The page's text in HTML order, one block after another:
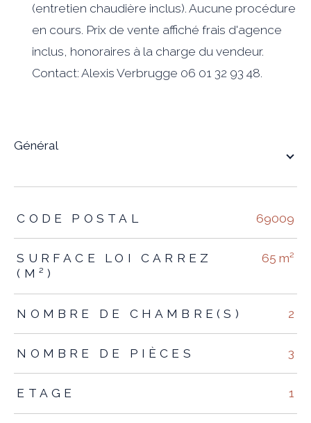
(entretien chaudière inclus). Aucune procédure
en cours. Prix de vente affiché frais d'agence
inclus, honoraires à la charge du vendeur.
Contact: Alexis Verbrugge 06 01 32 93 48.
général
TRAD_ZEPHYR_Caracteristique TRAD_ZEPHYR_Valeurs
CODE POSTAL 69009
SURFACE LOI CARREZ
(M²)
65 m²
NOMBRE DE CHAMBRE(S) 2
NOMBRE DE PIÈCES 3
ETAGE 1